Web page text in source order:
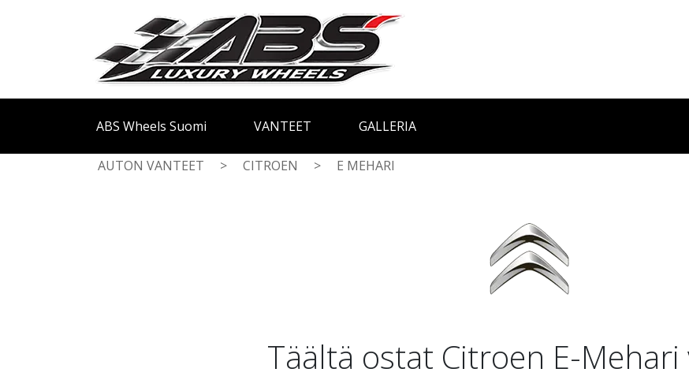
ABS Wheels Suomi VANTEET GALLERIA
AUTON VANTEET > CITROEN > E MEHARI
Täältä ostat Citroen E-